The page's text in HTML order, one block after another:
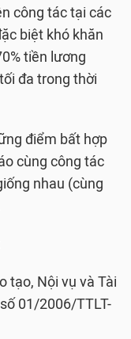
công tác tại các
biệt khó khăn
tiền lương
đa trong thời
điểm bất hợp
cùng công tác
nhau (cùng
tạo, Nội vụ và Tài
01/2006/TTLT-